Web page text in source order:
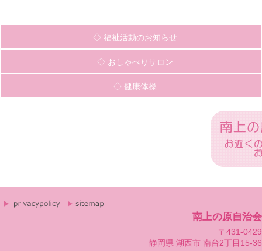
◇ 福祉活動のお知らせ
◇ おしゃべりサロン
◇ 健康体操
南上の原自治会
〒431-0429
静岡県 湖西市 南台2丁目15-36